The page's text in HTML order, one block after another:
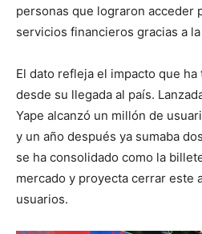
personas que lograron acceder
servicios financieros gracias a
El dato refleja el impacto que
desde su llegada al país.
Yape alcanzó un millón de
y un año después ya sumaba
se ha consolidado como la
mercado y proyecta cerrar este
usuarios.